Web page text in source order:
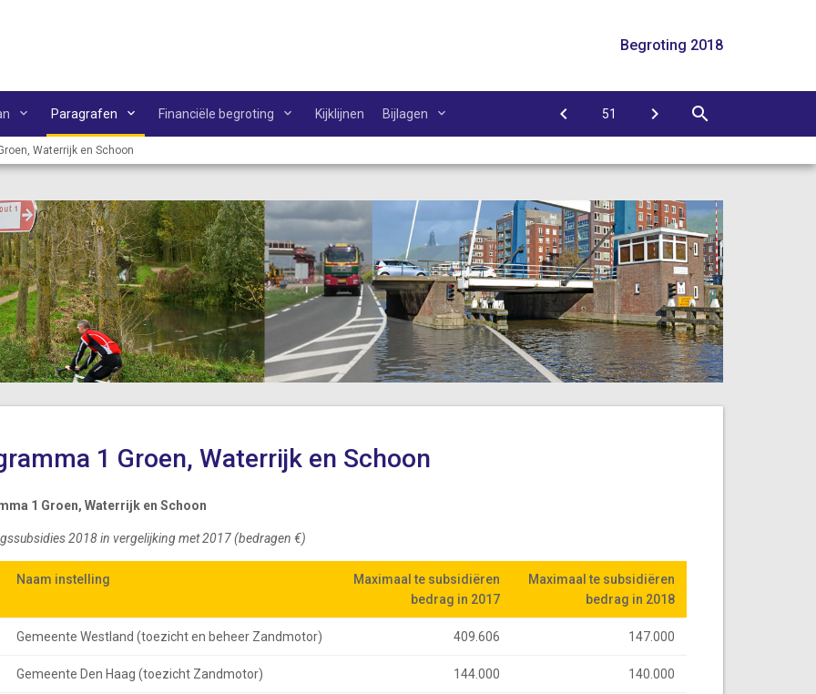
Begroting 2018
Paragrafen Financiële begroting Kijklijnen Bijlagen
Waterrijk en Schoon
1 Groen, Waterrijk en Schoon
1 Groen, Waterrijk en Schoon
2018 in vergelijking met 2017 (bedragen €)
Naam instelling
Maximaal te subsidiëren
bedrag in 2017
Maximaal te subsidiëren
bedrag in 2018
Naam instelling
Maximaal te subsidiëren
bedrag in 2017
Maximaal te subsidiëren
bedrag in 2018
Gemeente Westland (toezicht en beheer Zandmotor) 409.606 147.000
Gemeente Den Haag (toezicht Zandmotor) 144.000 140.000